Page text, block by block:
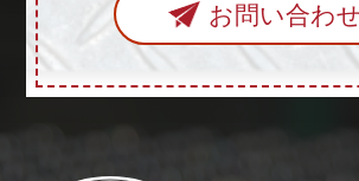
お問い合わせ